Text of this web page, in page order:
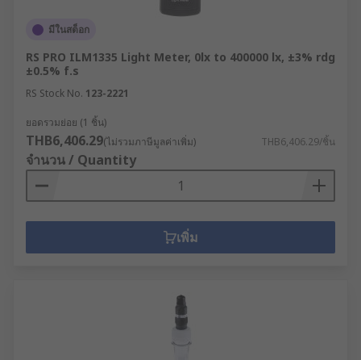
มีในสต็อก
RS PRO ILM1335 Light Meter, 0lx to 400000 lx, ±3% rdg
±0.5% f.s
RS Stock No. 123-2221
ยอดรวมย่อย (1 ชิ้น)
THB6,406.29(ไม่รวมภาษีมูลค่าเพิ่ม) THB6,406.29/ชิ้น
จำนวน / Quantity
เพิ่ม